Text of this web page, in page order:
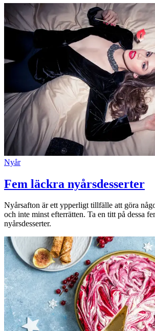
Nyår
Fem läckra nyårsdesserter
Nyårsafton är ett ypperligt tillfälle att göra
och inte minst efterrätten. Ta en titt på dessa
nyårsdesserter.